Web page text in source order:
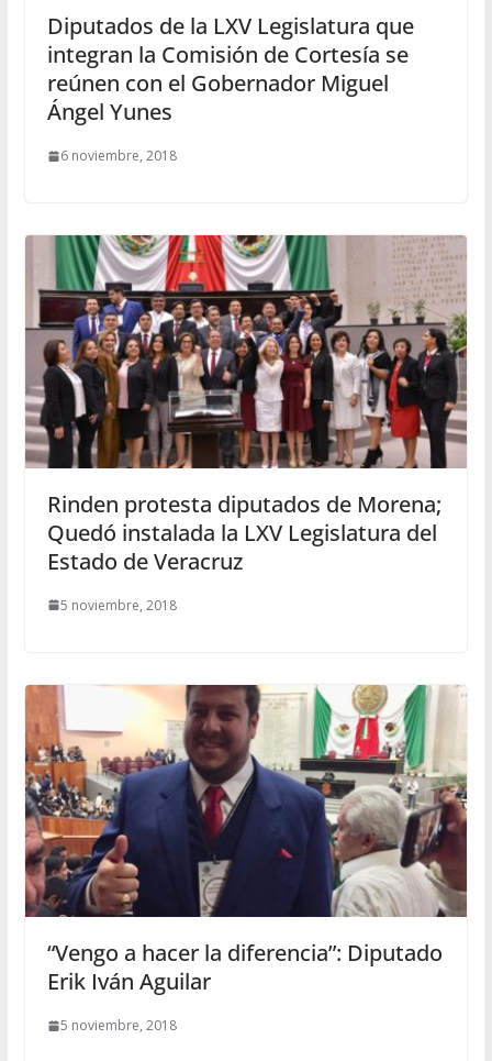
Diputados de la LXV Legislatura que
integran la Comisión de Cortesía se
reúnen con el Gobernador Miguel
Ángel Yunes
6 noviembre, 2018
Rinden protesta diputados de Morena;
Quedó instalada la LXV Legislatura del
Estado de Veracruz
5 noviembre, 2018
“Vengo a hacer la diferencia”: Diputado
Erik Iván Aguilar
5 noviembre, 2018